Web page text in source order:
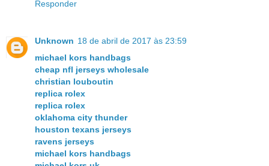
Responder
Unknown 18 de abril de 2017 às 23:59
michael kors handbags
cheap nfl jerseys wholesale
christian louboutin
replica rolex
replica rolex
oklahoma city thunder
houston texans jerseys
ravens jerseys
michael kors handbags